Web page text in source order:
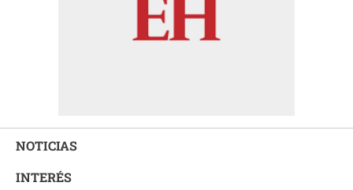
NOTICIAS
INTERÉS